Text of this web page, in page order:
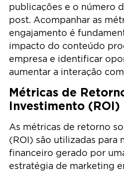
publicações e o número
post. Acompanhar as
engajamento é
impacto do conteúdo
empresa e identificar
aumentar a interação com
Métricas de
Investimento (ROI)
As métricas de retorno
(ROI) são utilizadas para
financeiro gerado por
estratégia de marketing